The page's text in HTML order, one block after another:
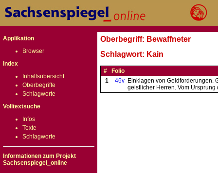
Applikation
Browser
Index
Inhaltsübersicht
Oberbegriffe
Schlagworte
Volltextsuche
Infos
Texte
Schlagworte
Informationen zum Projekt
Sachsenspiegel_online
Oberbegriff: Bewaffneter
Schlagwort: Kain
#
Folio
1
46v Einklagen von Geldforderungen.
geistlicher Herren. Vom Ursprung